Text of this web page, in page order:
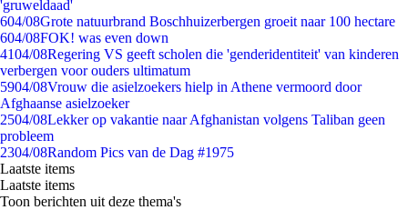
'gruweldaad'
604/08Grote natuurbrand Boschhuizerbergen groeit naar 100 hectare
604/08FOK! was even down
4104/08Regering VS geeft scholen die 'genderidentiteit' van kinderen
verbergen voor ouders ultimatum
5904/08Vrouw die asielzoekers hielp in Athene vermoord door
Afghaanse asielzoeker
2504/08Lekker op vakantie naar Afghanistan volgens Taliban geen
probleem
2304/08Random Pics van de Dag #1975
Laatste items
Laatste items
Toon berichten uit deze thema's